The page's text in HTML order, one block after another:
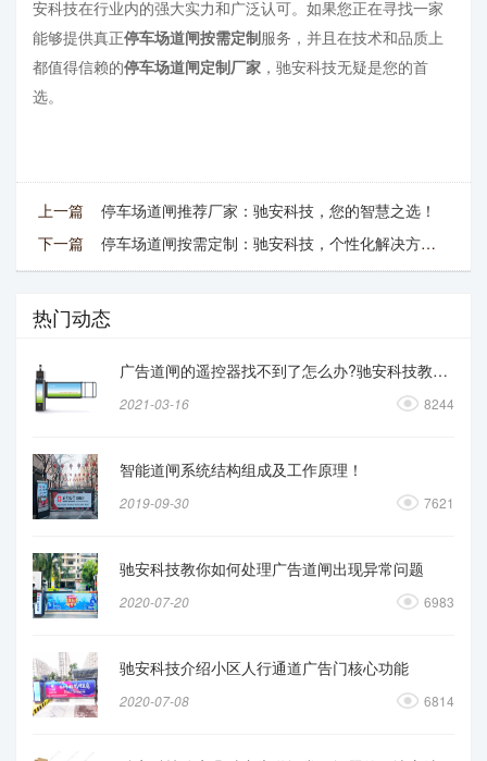
安科技在行业内的强大实力和广泛认可。如果您正在寻找一家
能够提供真正停车场道闸按需定制 服务，并且在技术和品质上
都值得信赖的停车场道闸定制厂家 ，驰安科技无疑是您的首
选。
上一篇 停车场道闸推荐厂家：驰安科技，您的智慧之选！
下一篇 停车场道闸按需定制：驰安科技，个性化解决方案的先行者！
热门动态
广告道闸的遥控器找不到了怎么办?驰安科技教你操作
2021-03-16 8244
智能道闸系统结构组成及工作原理！
2019-09-30 7621
驰安科技教你如何处理广告道闸出现异常问题
2020-07-20 6983
驰安科技介绍小区人行通道广告门核心功能
2020-07-08 6814